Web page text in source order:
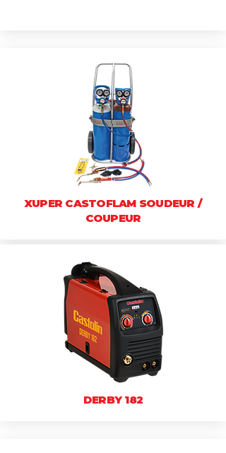
XUPER CASTOFLAM SOUDEUR /
COUPEUR
DERBY 182